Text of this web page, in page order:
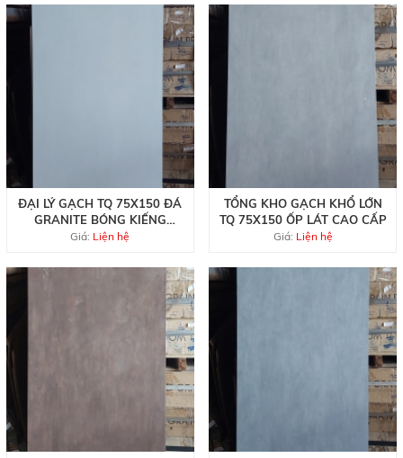
ĐẠI LÝ GẠCH TQ 75X150 ĐÁ
GRANITE BÓNG KIẾNG
TRẮNG TRƠN
Giá: Liện hệ
TỔNG KHO GẠCH KHỔ LỚN
TQ 75X150 ỐP LÁT CAO CẤP
Giá: Liện hệ